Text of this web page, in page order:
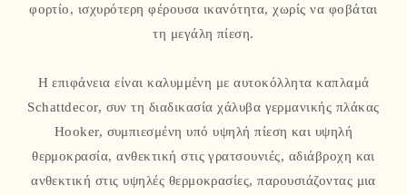
φορτίο, ισχυρότερη φέρουσα ικανότητα, χωρίς να φοβάται
τη μεγάλη πίεση.
Η επιφάνεια είναι καλυμμένη με αυτοκόλλητα καπλαμά
Schattdecor, συν τη διαδικασία χάλυβα γερμανικής πλάκας
Hooker, συμπιεσμένη υπό υψηλή πίεση και υψηλή
θερμοκρασία, ανθεκτική στις γρατσουνιές, αδιάβροχη και
ανθεκτική στις υψηλές θερμοκρασίες, παρουσιάζοντας μια